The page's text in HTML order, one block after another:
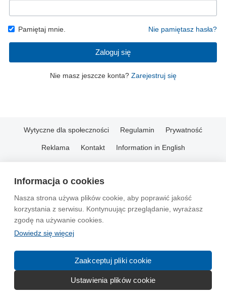
Informacja o cookies
Nasza strona używa plików cookie, aby poprawić jakość
korzystania z serwisu. Kontynuując przeglądanie, wyrażasz
zgodę na używanie cookies.
Dowiedz się więcej
Zaakceptuj pliki cookie
Ustawienia plików cookie
Pamiętaj mnie. Nie pamiętasz hasła?
Zaloguj się
Nie masz jeszcze konta? Zarejestruj się
Wytyczne dla społeczności Regulamin Prywatność
Reklama Kontakt Information in English